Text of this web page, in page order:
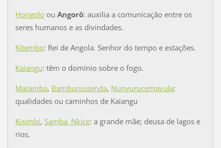
Hongoloou Angorô: auxilia a comunicação entre os
seres humanos e as divindades.
Kitembo: Rei de Angola. Senhor do tempo e estações.
Kaiangu: têm o domínio sobre o fogo.
Matamba, Bamburussenda, Nunvurucemavula:
qualidades ou caminhos de Kaiangu
Kisimbi, Samba_Nkice: a grande mãe; deusa de lagos e
rios.